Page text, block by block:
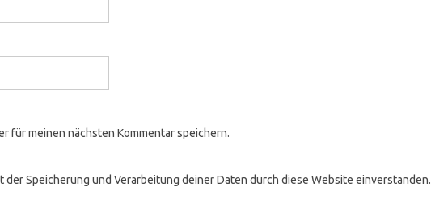
für meinen nächsten Kommentar speichern.
Speicherung und Verarbeitung deiner Daten durch diese Website einverstanden.